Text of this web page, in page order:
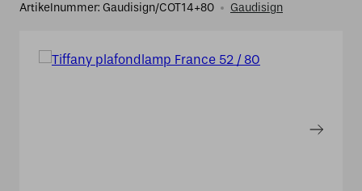
Artikelnummer: Gaudisign/COT14+80 Gaudisign